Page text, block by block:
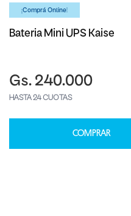
¡Comprá Online!
Bateria Mini UPS Kaise
Gs. 240.000
HASTA 24 CUOTAS
COMPRAR